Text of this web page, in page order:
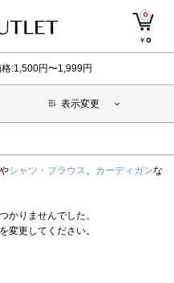
0
￥0
:1,500円〜1,999円
表示変更
やシャツ・ブラウス、 カーディガンな
かりませんでした。
変更してください。